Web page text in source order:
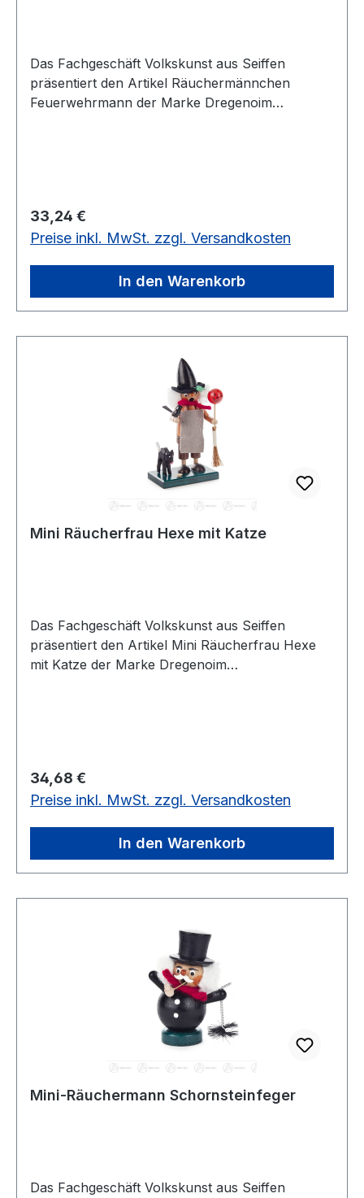
Das Fachgeschäft Volkskunst aus Seiffen
präsentiert den Artikel Räuchermännchen
Feuerwehrmann der Marke Dregenoim
Regulärer Preis:
33,24 €
Preise inkl. MwSt. zzgl. Versandkosten
In den Warenkorb
Mini Räucherfrau Hexe mit Katze
Das Fachgeschäft Volkskunst aus Seiffen
präsentiert den Artikel Mini Räucherfrau Hexe
mit Katze der Marke Dregenoim
Regulärer Preis:
34,68 €
Preise inkl. MwSt. zzgl. Versandkosten
In den Warenkorb
Mini-Räuchermann Schornsteinfeger
Das Fachgeschäft Volkskunst aus Seiffen